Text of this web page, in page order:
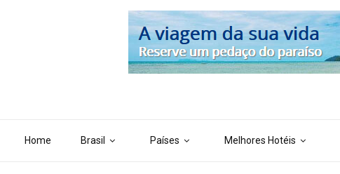
Home Brasil Países Melhores Hotéis